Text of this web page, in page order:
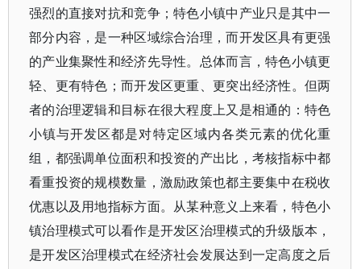
强烈的直接对抗和竞争；特色小镇中产业只是其中一
部分内容，是一种区域综合治理，而开发区具有更强
的产业集聚性和经济先导性。总体而言，特色小镇更
轻、更有特色；而开发区更重、更突出经济性。但两
者的治理逻辑和目标在很大程度上又是相通的：特色
小镇与开发区都是对特定区域内各类元素的优化重
组，都强调单位面积和投资的产出比，考核指标中都
看重投资的规模数量，激励政策也都主要集中在税收
优惠以及用地指标方面。从某种意义上来看，特色小
镇治理模式可以看作是开发区治理模式的升级版本，
是开发区治理模式在经济社会发展达到一定高度之后